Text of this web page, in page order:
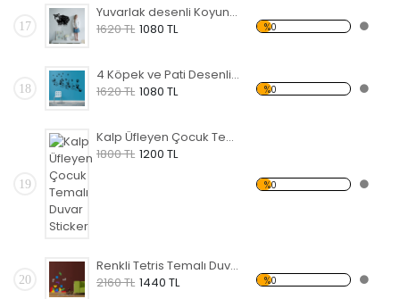
17
Yuvarlak desenli Koyun Temalı Duvar Sticker
1620 TL 1080 TL %0
18
4 Köpek ve Pati Desenli Temalı Duvar Sticker
1620 TL 1080 TL %0
19
Kalp Üfleyen Çocuk Temalı Duvar Sticker
1800 TL 1200 TL
%0
20
Renkli Tetris Temalı Duvar Sticker
2160 TL 1440 TL %0